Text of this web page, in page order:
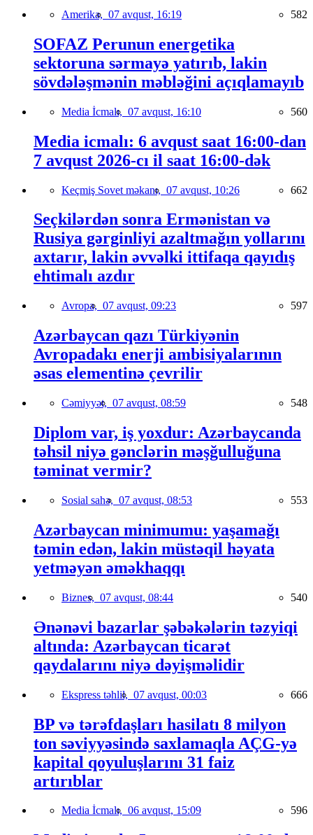
Amerika, 07 avqust, 16:19 582
SOFAZ Perunun energetika
sektoruna sərmayə yatırıb, lakin
sövdələşmənin məbləğini açıqlamayıb
Media İcmalı, 07 avqust, 16:10 560
Media icmalı: 6 avqust saat 16:00-dan
7 avqust 2026-cı il saat 16:00-dək
Keçmiş Sovet məkanı, 07 avqust, 10:26 662
Seçkilərdən sonra Ermənistan və
Rusiya gərginliyi azaltmağın yollarını
axtarır, lakin əvvəlki ittifaqa qayıdış
ehtimalı azdır
Avropa, 07 avqust, 09:23 597
Azərbaycan qazı Türkiyənin
Avropadakı enerji ambisiyalarının
əsas elementinə çevrilir
Cəmiyyət, 07 avqust, 08:59 548
Diplom var, iş yoxdur: Azərbaycanda
təhsil niyə gənclərin məşğulluğuna
təminat vermir?
Sosial sahə, 07 avqust, 08:53 553
Azərbaycan minimumu: yaşamağı
təmin edən, lakin müstəqil həyata
yetməyən əməkhaqqı
Biznes, 07 avqust, 08:44 540
Ənənəvi bazarlar şəbəkələrin təzyiqi
altında: Azərbaycan ticarət
qaydalarını niyə dəyişməlidir
Ekspress təhlil, 07 avqust, 00:03 666
BP və tərəfdaşları hasilatı 8 milyon
ton səviyyəsində saxlamaqla AÇG-yə
kapital qoyuluşlarını 31 faiz
artırıblar
Media İcmalı, 06 avqust, 15:09 596